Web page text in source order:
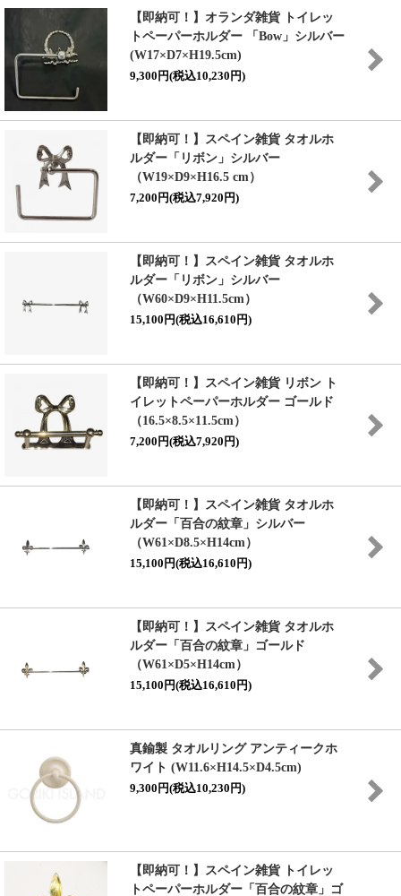
【即納可！】オランダ雑貨 トイレッ
トペーパーホルダー 「Bow」シルバー
(W17×D7×H19.5cm)
9,300円(税込10,230円)
【即納可！】スペイン雑貨 タオルホ
ルダー「リボン」シルバー
（W19×D9×H16.5 cm）
7,200円(税込7,920円)
【即納可！】スペイン雑貨 タオルホ
ルダー「リボン」シルバー
（W60×D9×H11.5cm）
15,100円(税込16,610円)
【即納可！】スペイン雑貨 リボン ト
イレットペーパーホルダー ゴールド
（16.5×8.5×11.5cm）
7,200円(税込7,920円)
【即納可！】スペイン雑貨 タオルホ
ルダー「百合の紋章」シルバー
（W61×D8.5×H14cm）
15,100円(税込16,610円)
【即納可！】スペイン雑貨 タオルホ
ルダー「百合の紋章」ゴールド
（W61×D5×H14cm）
15,100円(税込16,610円)
真鍮製 タオルリング アンティークホ
ワイト (W11.6×H14.5×D4.5cm)
9,300円(税込10,230円)
【即納可！】スペイン雑貨 トイレッ
トペーパーホルダー「百合の紋章」ゴ